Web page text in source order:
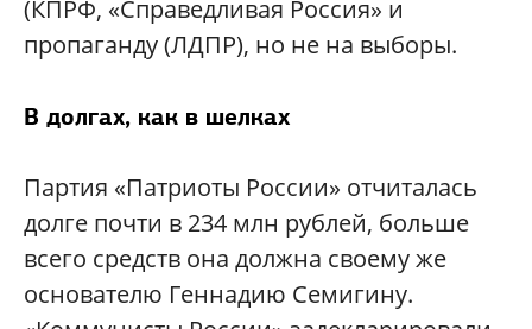
(КПРФ, «Справедливая Россия» и
пропаганду (ЛДПР), но не на выборы.
В долгах, как в шелках
Партия «Патриоты России» отчиталась
долге почти в 234 млн рублей, больше
всего средств она должна своему же
основателю Геннадию Семигину.